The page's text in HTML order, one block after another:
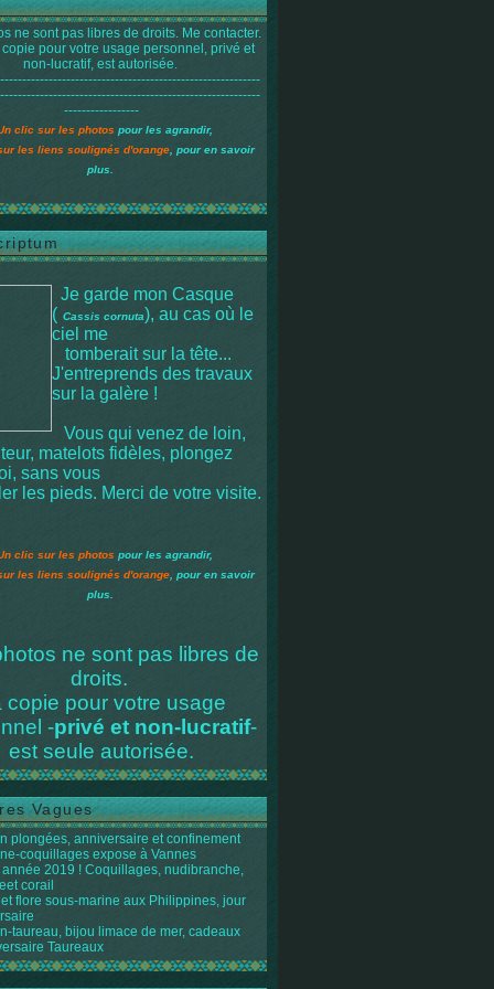
ne sont pas libres de droits. Me contacter.
pour votre usage personnel, privé et
non-lucratif, est autorisée.
-----------------
clic sur les photos pour les agrandir,
les liens soulignés d'orange , pour en savoir
plus.
Je garde mon Casque
( Cassis cornuta), au cas où le
ciel me
tomberait sur la tête...
J'entreprends des travaux
sur la galère !
Vous qui venez de loin,
matelots fidèles, plongez
sans vous
les pieds. Merci de votre visite.
clic sur les photos pour les agrandir,
les liens soulignés d'orange , pour en savoir
plus.
ne sont pas libres de
droits.
copie pour votre usage
-privé et non-lucratif-
est seule autorisée.
Vagues
plongées, anniversaire et confinement
coquillages expose à Vannes
2019 ! Coquillages, nudibranche,
corail
flore sous-marine aux Philippines, jour
taureau, bijou limace de mer, cadeaux
Taureaux